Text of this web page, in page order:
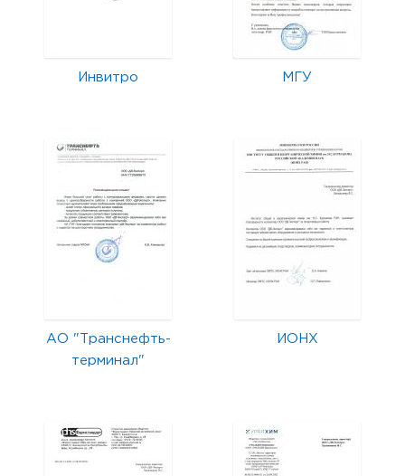
Инвитро МГУ
АО "Транснефть-
терминал"
ИОНХ